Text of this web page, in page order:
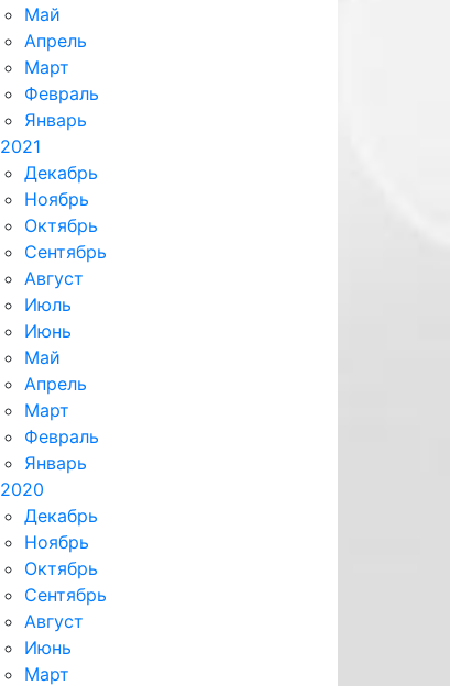
Май
Апрель
Март
Февраль
Январь
2021
Декабрь
Ноябрь
Октябрь
Сентябрь
Август
Июль
Июнь
Май
Апрель
Март
Февраль
Январь
2020
Декабрь
Ноябрь
Октябрь
Сентябрь
Август
Июнь
Март